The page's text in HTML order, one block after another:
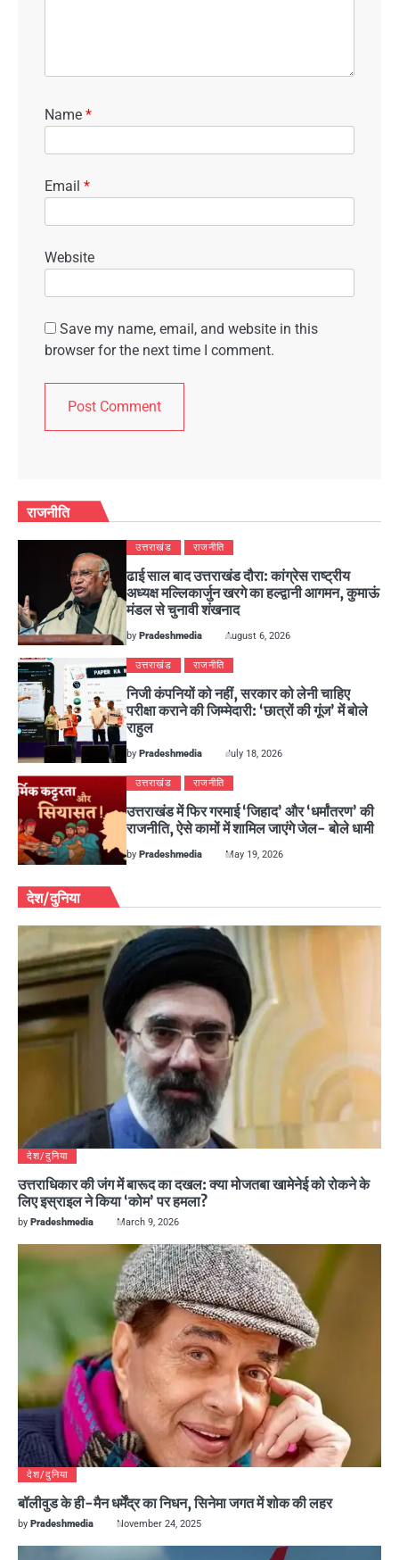
Name *
Email *
Website
Save my name, email, and website in this
browser for the next time I comment.
राजनीति
उत्तराखंड राजनीति
ढाई साल बाद उत्तराखंड दौरा: कांग्रेस राष्ट्रीय
अध्यक्ष मल्लिकार्जुन खरगे का हल्द्वानी आगमन, कुमाऊं
मंडल से चुनावी शंखनाद
by Pradeshmedia August 6, 2026
उत्तराखंड राजनीति
निजी कंपनियों को नहीं, सरकार को लेनी चाहिए
परीक्षा कराने की जिम्मेदारी: ‘छात्रों की गूंज’ में बोले
राहुल
by Pradeshmedia July 18, 2026
उत्तराखंड राजनीति
उत्तराखंड में फिर गरमाई ‘जिहाद’ और ‘धर्मांतरण’ की
राजनीति, ऐसे कामों में शामिल जाएंगे जेल- बोले धामी
by Pradeshmedia May 19, 2026
देश/दुनिया
देश/दुनिया
उत्तराधिकार की जंग में बारूद का दखल: क्या मोजतबा खामेनेई को रोकने के
लिए इस्राइल ने किया ‘कोम’ पर हमला?
by Pradeshmedia March 9, 2026
देश/दुनिया
बॉलीवुड के ही-मैन धर्मेंद्र का निधन, सिनेमा जगत में शोक की लहर
by Pradeshmedia November 24, 2025